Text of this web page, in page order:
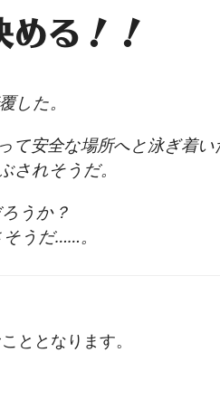
る！！
した。
安全な場所へと泳ぎ着い
されそうだ。
うか？
うだ……。
ととなります。